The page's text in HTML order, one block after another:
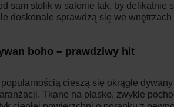
sam stolik w salonie tak, by delikatnie
doskonale sprawdzą się we
boho – prawdziwy hit
cieszą się okrągłe
Tkane na płasko, zwykle